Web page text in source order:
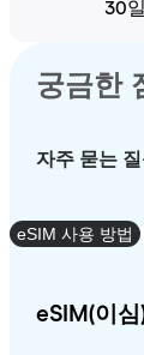
30일
궁금한
자주 묻는
eSIM 사용 방법
eSIM(이